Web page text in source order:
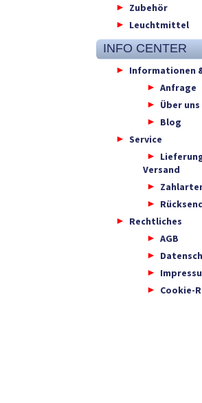
Zubehör
Leuchtmittel
INFO CENTER
Informationen
Anfrage
Über uns
Blog
Service
Versand
Rechtliches
AGB
Cookie-